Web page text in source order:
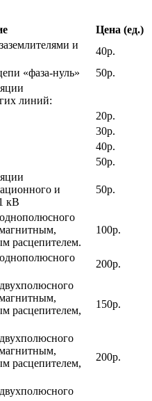
Цена (ед.)
и
40р.
«фаза-нуль»
50р.
линий:
20р.
30р.
40р.
50р.
и
кВ
50р.
расцепителем.
100р.
200р.
расцепителем,
150р.
расцепителем,
200р.